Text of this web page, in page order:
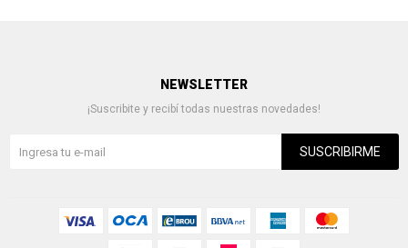
NEWSLETTER
¡Suscribite y recibí todas nuestras novedades!
SUSCRIBIRME